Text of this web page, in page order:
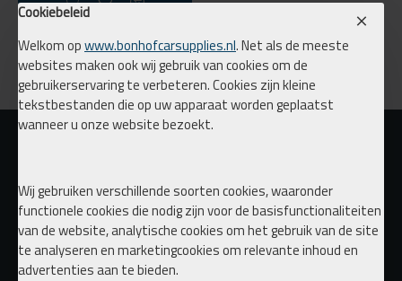
Cookiebeleid
Welkom opwww.bonhofcarsupplies.nl. Net als de meeste
websites maken ook wij gebruik van cookies om de
gebruikerservaring te verbeteren. Cookies zijn kleine
tekstbestanden die op uw apparaat worden geplaatst
wanneer u onze website bezoekt.
Wij gebruiken verschillende soorten cookies, waaronder
functionele cookies die nodig zijn voor de basisfunctionaliteiten
van de website, analytische cookies om het gebruik van de site
te analyseren en marketingcookies om relevante inhoud en
advertenties aan te bieden.
You have reached the end of the list.